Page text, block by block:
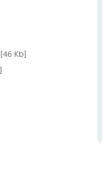
46 Kb